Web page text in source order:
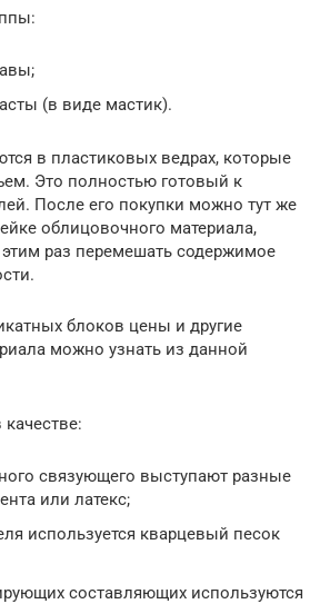
(в виде мастик).
в пластиковых ведрах, которые
Это полностью готовый к
После его покупки можно тут же
облицовочного материала,
раз перемешать содержимое
блоков цены и другие
можно узнать из данной
качестве:
связующего выступают разные
или латекс;
используется кварцевый песок
составляющих используются